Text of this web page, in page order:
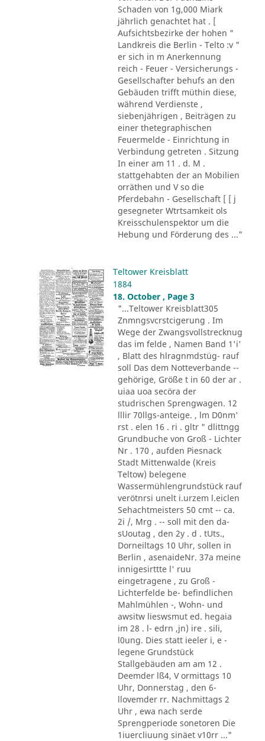
Schaden von 1g,000 Miark
jährlich genachtet hat . [
Aufsichtsbezirke der hohen "
Landkreis die Berlin - Telto :v "
er sich in m Anerkennung
reich - Feuer - Versicherungs -
Gesellschafter behufs an den
Gebäuden trifft müthin diese,
während Verdienste ,
siebenjährigen , Beiträgen zu
einer thetegraphischen
Feuermelde - Einrichtung in
Verbindung getreten . Sitzung
In einer am 11 . d. M .
stattgehabten der an Mobilien
orräthen und V so die
Pferdebahn - Gesellschaft [ [ j
gesegneter Wtrtsamkeit ols
Kreisschulenspektor um die
Hebung und Förderung des ..."
Teltower Kreisblatt
1884
18. October , Page 3
"...Teltower Kreisblatt305
Znmngsvcrstcigerung . Im
Wege der Zwangsvollstrecknug
das im felde , Namen Band 1'i'
, Blatt des hlragnmdstüg- rauf
soll Das dem Notteverbande --
gehörige, Größe t in 60 der ar .
uiaa uoa secöra der
studrischen Sprengwagen. 12
lllir 70llgs-anteige. , lm D0nm'
rst . elen 16 . ri . gltr " dlittngg
Grundbuche von Groß - Lichter
Nr . 170 , aufden Piesnack
Stadt Mittenwalde (Kreis
Teltow) belegene
Wassermühlengrundstück rauf
verötnrsi unelt i.urzem l.eiclen
Sehachtmeisters 50 cmt -- ca.
2i /, Mrg . -- soll mit den da-
sUoutag , den 2y . d . tUts.,
Dorneiltags 10 Uhr, sollen in
Berlin , asenaideNr. 37a meine
innigesirttte l' ruu
eingetragene , zu Groß -
Lichterfelde be- befindlichen
Mahlmühlen -, Wohn- und
awsitw lieswsmut ed. hegaia
im 28 . l- edrn ,jn) ire . sili,
l0ung. Dies statt ieeler i, e -
legene Grundstück
Stallgebäuden am am 12 .
Deemder lß4, V ormittags 10
Uhr, Donnerstag , den 6-
llovemder rr. Nachmittags 2
Uhr , ewa nach serde
Sprengperiode sonetoren Die
1iuercliuung sinäet v10rr ..."